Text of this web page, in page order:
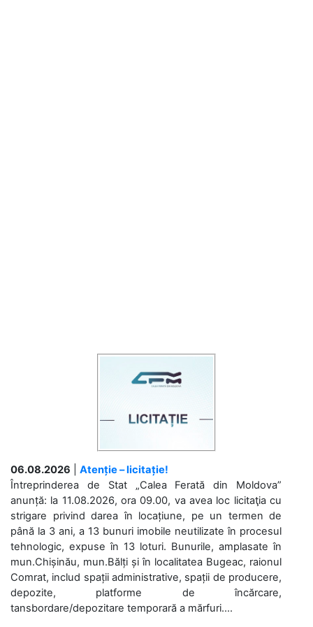
06.08.2026
Atenție – licitație!
Întreprinderea de Stat „Calea Ferată din Moldova”
anunță: la 11.08.2026, ora 09.00, va avea loc licitaţia cu
strigare privind darea în locațiune, pe un termen de
până la 3 ani, a 13 bunuri imobile neutilizate în procesul
tehnologic, expuse în 13 loturi. Bunurile, amplasate în
mun.Chișinău, mun.Bălți și în localitatea Bugeac, raionul
Comrat, includ spații administrative, spații de producere,
depozite, platforme de încărcare,
tansbordare/depozitare temporară a mărfuri....